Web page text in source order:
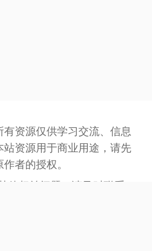
资源仅供学习交流、信息
资源用于商业用途，请先
者的授权。
他权益问题，请及时联系: